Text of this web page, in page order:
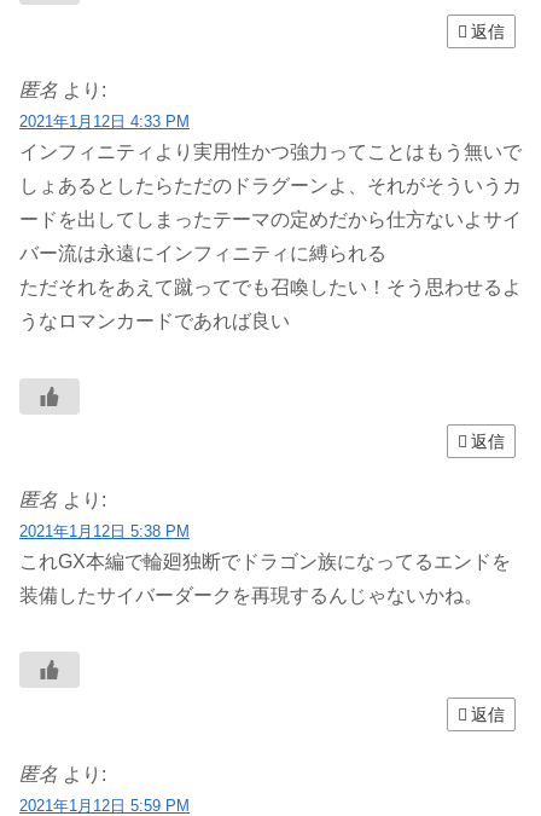
返信
匿名 より:
2021年1月12日 4:33 PM
インフィニティより実用性かつ強力ってことはもう無いで
しょあるとしたらただのドラグーンよ、それがそういうカ
ードを出してしまったテーマの定めだから仕方ないよサイ
バー流は永遠にインフィニティに縛られる
ただそれをあえて蹴ってでも召喚したい！そう思わせるよ
うなロマンカードであれば良い
返信
匿名 より:
2021年1月12日 5:38 PM
これGX本編で輪廻独断でドラゴン族になってるエンドを
装備したサイバーダークを再現するんじゃないかね。
返信
匿名 より:
2021年1月12日 5:59 PM